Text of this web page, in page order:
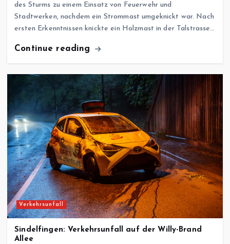
des Sturms zu einem Einsatz von Feuerwehr und
Stadtwerken, nachdem ein Strommast umgeknickt war. Nach
ersten Erkenntnissen knickte ein Holzmast in der Talstrasse…
Continue reading
Verkehrsunfall
Sindelfingen: Verkehrsunfall auf der Willy-Brand
Allee